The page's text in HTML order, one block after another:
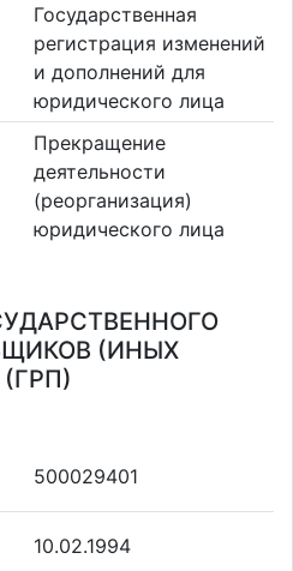
Государственная
регистрация изменений
и дополнений для
юридического лица
Прекращение
деятельности
(реорганизация)
юридического лица
(ИНЫХ
500029401
10.02.1994